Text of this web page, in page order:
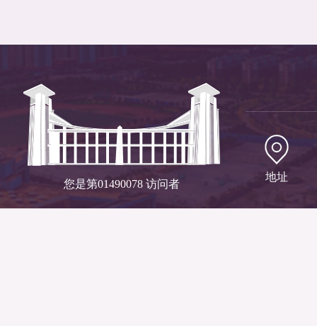
您是第01490078 访问者
地址